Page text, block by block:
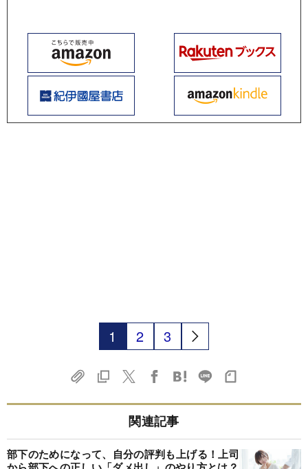
1 2 3
関連記事
部下のためになって、自分の評判も上げる！上司